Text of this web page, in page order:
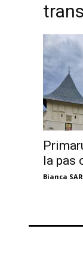
la pas
Bianca